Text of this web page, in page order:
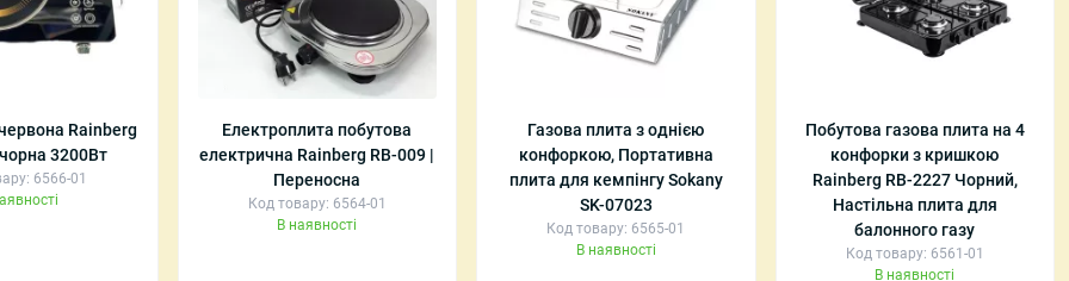
зоряного
Дозатори для мила
Килимки для ванної
Шторки для душу
Складні стільці
Засоби для прибирання
Відпарювачі для одягу
катери та човни
Rainberg
3200Вт
6566-01
Електроплита побутова
електрична Rainberg RB-009 |
Переносна
Код товару: 6564-01
В наявності
Газова плита з однією
конфоркою, Портативна
плита для кемпінгу Sokany
SK-07023
Код товару: 6565-01
В наявності
Побутова газова плита на 4
конфорки з кришкою
Rainberg RB-2227 Чорний,
Настільна плита для
балонного газу
Код товару: 6561-01
В наявності